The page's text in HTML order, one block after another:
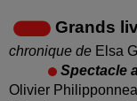
Grands
chronique de Elsa
Spectacle
Olivier